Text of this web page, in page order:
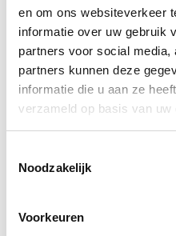
en om ons websiteverkeer
informatie over uw gebruik
partners voor social
partners kunnen deze
informatie die u aan ze
verzameld op basis van
Noodzakelijk
Voorkeuren
S-